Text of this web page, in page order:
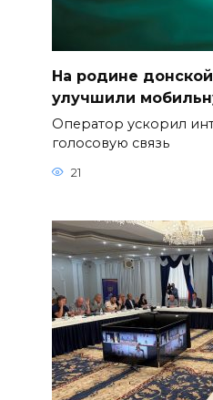
На родине
улучшили
Оператор ускорил
голосовую связь
21